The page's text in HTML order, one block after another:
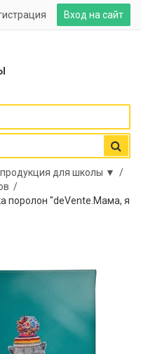
Вход на сайт
для школы ▼ /
/
поролон "deVente.Мама, я